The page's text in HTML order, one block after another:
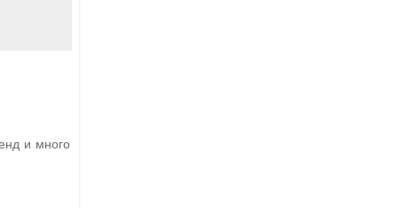
и много